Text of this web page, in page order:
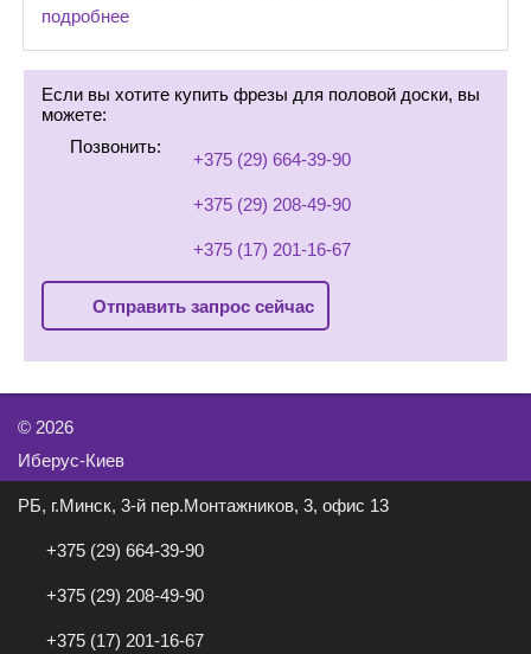
подробнее
Если вы хотите купить фрезы для половой доски, вы
можете:
Позвонить:
+375 (29) 664-39-90
+375 (29) 208-49-90
+375 (17) 201-16-67
Отправить запрос сейчас
© 2026
Иберус-Киев
РБ, г.Минск, 3-й пер.Монтажников, 3, офис 13
+375 (29) 664-39-90
+375 (29) 208-49-90
+375 (17) 201-16-67